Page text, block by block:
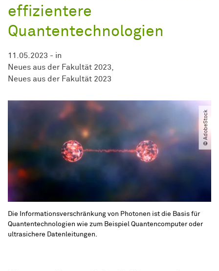
effizientere
Quantentechnologien
11.05.2023 - in
Neues aus der Fakultät 2023
Neues aus der Fakultät 2023
© AdobeStock
Die Informationsverschränkung von Photonen ist die Basis für
Quantentechnologien wie zum Beispiel Quantencomputer oder
ultrasichere Datenleitungen.